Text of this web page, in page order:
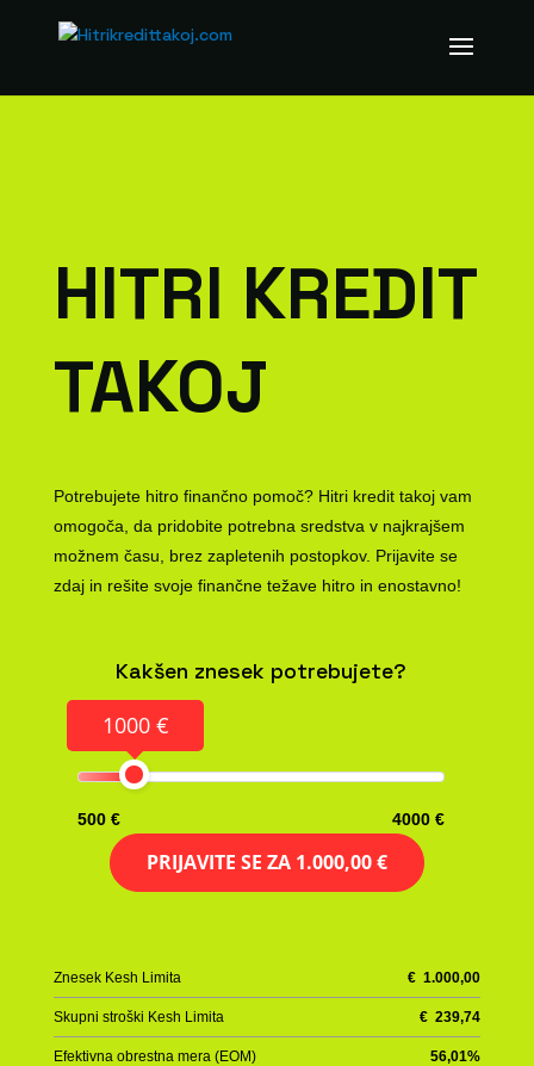
HITRI KREDIT
TAKOJ
Potrebujete hitro finančno pomoč? Hitri kredit takoj vam
omogoča, da pridobite potrebna sredstva v najkrajšem
možnem času, brez zapletenih postopkov. Prijavite se
zdaj in rešite svoje finančne težave hitro in enostavno!
Kakšen znesek potrebujete?
1000 €
500 € 4000 €
PRIJAVITE SE ZA 1.000,00 €
Znesek Kesh Limita €1.000,00
Skupni stroški Kesh Limita €239,74
Efektivna obrestna mera (EOM) 56,01%